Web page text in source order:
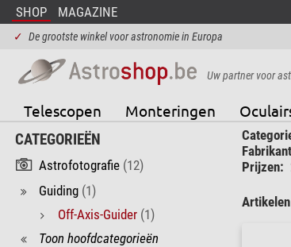
SHOP MAGAZINE
✓ De grootste winkel voor astronomie in Europa
Uw partner voor
Telescopen Monteringen
CATEGORIEËN
Astrofotografie (12)
Guiding (1)
Off-Axis-Guider (1)
Toon hoofdcategorieën
Prijzen: